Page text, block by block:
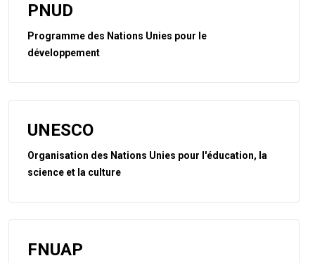
PNUD
Programme des Nations Unies pour le
développement
UNESCO
Organisation des Nations Unies pour l'éducation, la
science et la culture
FNUAP